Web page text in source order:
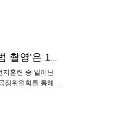
'전지훈련서 이성 후배 성추행+음주' 女 피겨 국가대표, 3년 자격 정지... '불법 촬영'은 1년 징계
지훈련 중 일어난
정위원회를 통해